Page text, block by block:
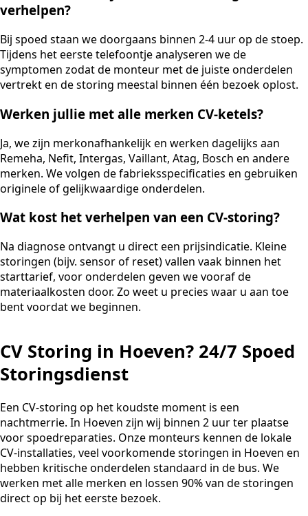
verhelpen?
Bij spoed staan we doorgaans binnen 2-4 uur op de stoep.
Tijdens het eerste telefoontje analyseren we de
symptomen zodat de monteur met de juiste onderdelen
vertrekt en de storing meestal binnen één bezoek oplost.
Werken jullie met alle merken CV-ketels?
Ja, we zijn merkonafhankelijk en werken dagelijks aan
Remeha, Nefit, Intergas, Vaillant, Atag, Bosch en andere
merken. We volgen de fabrieksspecificaties en gebruiken
originele of gelijkwaardige onderdelen.
Wat kost het verhelpen van een CV-storing?
Na diagnose ontvangt u direct een prijsindicatie. Kleine
storingen (bijv. sensor of reset) vallen vaak binnen het
starttarief, voor onderdelen geven we vooraf de
materiaalkosten door. Zo weet u precies waar u aan toe
bent voordat we beginnen.
CV Storing in Hoeven? 24/7 Spoed
Storingsdienst
Een CV-storing op het koudste moment is een
nachtmerrie. In Hoeven zijn wij binnen 2 uur ter plaatse
voor spoedreparaties. Onze monteurs kennen de lokale
CV-installaties, veel voorkomende storingen in Hoeven en
hebben kritische onderdelen standaard in de bus. We
werken met alle merken en lossen 90% van de storingen
direct op bij het eerste bezoek.